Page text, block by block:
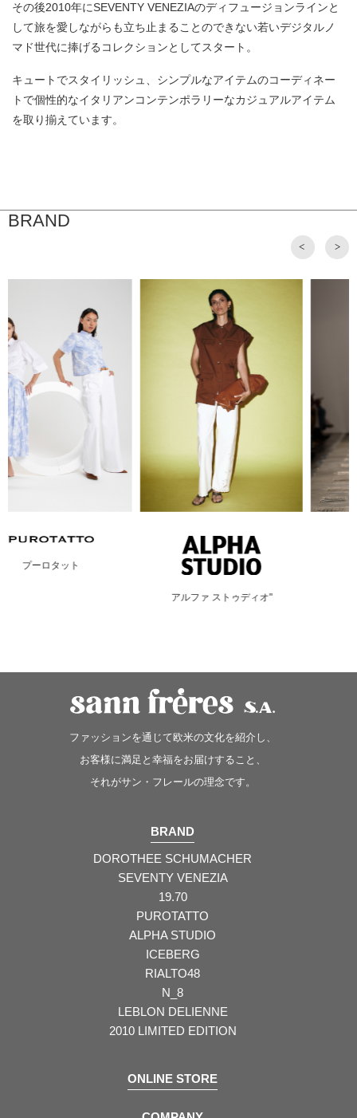
その後2010年にSEVENTY VENEZIAのディフュージョンラインと
して旅を愛しながらも立ち止まることのできない若いデジタルノ
マド世代に捧げるコレクションとしてスタート。
キュートでスタイリッシュ、シンプルなアイテムのコーディネー
トで個性的なイタリアンコンテンポラリーなカジュアルアイテム
を取り揃えています。
BRAND
アイスバーグ
ファッションを通じて欧米の文化を紹介し、
お客様に満足と幸福をお届けすること、
それがサン・フレールの理念です。
BRAND
DOROTHEE SCHUMACHER
SEVENTY VENEZIA
19.70
PUROTATTO
ALPHA STUDIO
ICEBERG
RIALTO48
N_8
LEBLON DELIENNE
2010 LIMITED EDITION
ONLINE STORE